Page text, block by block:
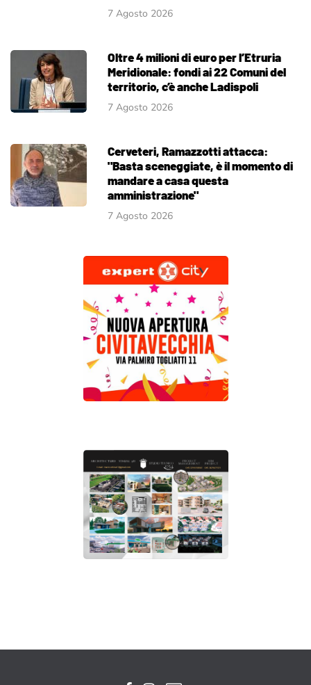
7 Agosto 2026
Oltre 4 milioni di euro per l’Etruria
Meridionale: fondi ai 22 Comuni del
territorio, c’è anche Ladispoli
7 Agosto 2026
Cerveteri, Ramazzotti attacca:
"Basta sceneggiate, è il momento di
mandare a casa questa
amministrazione"
7 Agosto 2026